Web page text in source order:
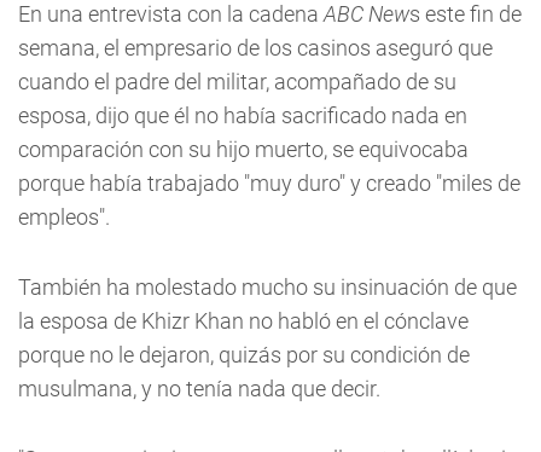
En una entrevista con la cadena ABC News este fin de
semana, el empresario de los casinos aseguró que
cuando el padre del militar, acompañado de su
esposa, dijo que él no había sacrificado nada en
comparación con su hijo muerto, se equivocaba
porque había trabajado "muy duro" y creado "miles de
empleos".
También ha molestado mucho su insinuación de que
la esposa de Khizr Khan no habló en el cónclave
porque no le dejaron, quizás por su condición de
musulmana, y no tenía nada que decir.